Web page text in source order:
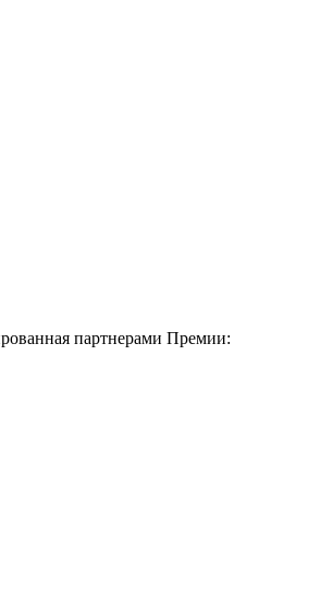
партнерами Премии: